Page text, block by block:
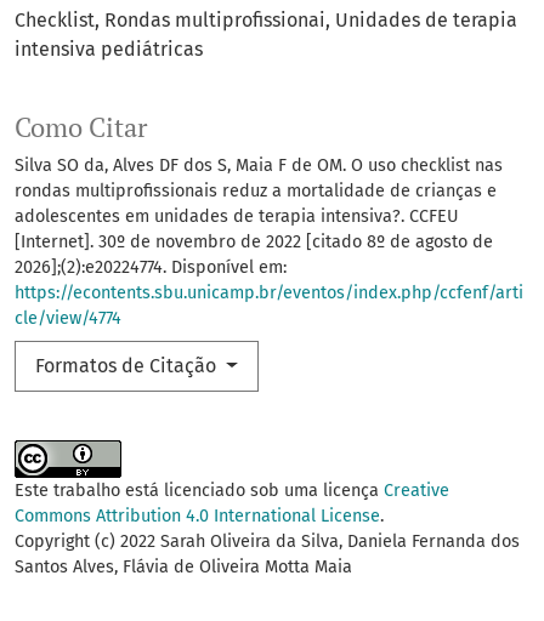
Checklist Rondas multiprofissionai Unidades de terapia
intensiva pediátricas
Como Citar
Silva SO da, Alves DF dos S, Maia F de OM. O uso checklist nas
rondas multiprofissionais reduz a mortalidade de crianças e
adolescentes em unidades de terapia intensiva?. CCFEU
[Internet]. 30º de novembro de 2022 [citado 8º de agosto de
2026];(2):e20224774. Disponível em:
https://econtents.sbu.unicamp.br/eventos/index.php/ccfenf/arti
cle/view/4774
Formatos de Citação
Este trabalho está licenciado sob uma licença Creative
Commons Attribution 4.0 International License.
Copyright (c) 2022 Sarah Oliveira da Silva, Daniela Fernanda dos
Santos Alves, Flávia de Oliveira Motta Maia